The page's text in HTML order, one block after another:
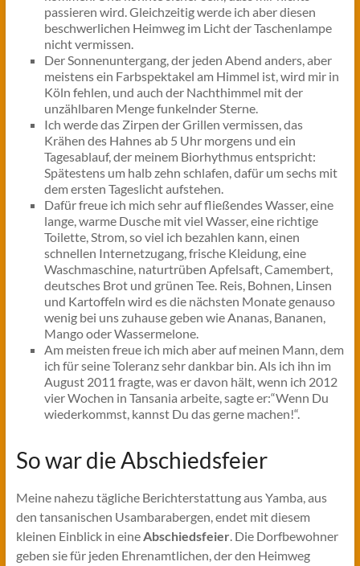
passieren wird. Gleichzeitig werde ich aber diesen
beschwerlichen Heimweg im Licht der Taschenlampe
nicht vermissen.
Der Sonnenuntergang, der jeden Abend anders, aber
meistens ein Farbspektakel am Himmel ist, wird mir in
Köln fehlen, und auch der Nachthimmel mit der
unzählbaren Menge funkelnder Sterne.
Ich werde das Zirpen der Grillen vermissen, das
Krähen des Hahnes ab 5 Uhr morgens und ein
Tagesablauf, der meinem Biorhythmus entspricht:
Spätestens um halb zehn schlafen, dafür um sechs mit
dem ersten Tageslicht aufstehen.
Dafür freue ich mich sehr auf fließendes Wasser, eine
lange, warme Dusche mit viel Wasser, eine richtige
Toilette, Strom, so viel ich bezahlen kann, einen
schnellen Internetzugang, frische Kleidung, eine
Waschmaschine, naturtrüben Apfelsaft, Camembert,
deutsches Brot und grünen Tee. Reis, Bohnen, Linsen
und Kartoffeln wird es die nächsten Monate genauso
wenig bei uns zuhause geben wie Ananas, Bananen,
Mango oder Wassermelone.
Am meisten freue ich mich aber auf meinen Mann, dem
ich für seine Toleranz sehr dankbar bin. Als ich ihn im
August 2011 fragte, was er davon hält, wenn ich 2012
vier Wochen in Tansania arbeite, sagte er:“Wenn Du
wiederkommst, kannst Du das gerne machen!“.
So war die Abschiedsfeier
Meine nahezu tägliche Berichterstattung aus Yamba, aus
den tansanischen Usambarabergen, endet mit diesem
kleinen Einblick in eineAbschiedsfeier. Die Dorfbewohner
geben sie für jeden Ehrenamtlichen, der den Heimweg